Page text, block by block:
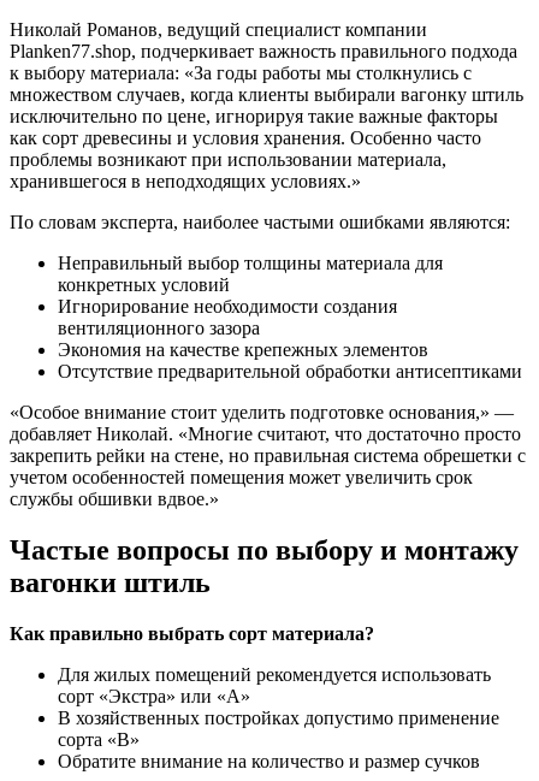
Николай Романов, ведущий специалист компании
Planken77.shop, подчеркивает важность правильного подхода
к выбору материала: «За годы работы мы столкнулись с
множеством случаев, когда клиенты выбирали вагонку штиль
исключительно по цене, игнорируя такие важные факторы
как сорт древесины и условия хранения. Особенно часто
проблемы возникают при использовании материала,
хранившегося в неподходящих условиях.»
По словам эксперта, наиболее частыми ошибками являются:
Неправильный выбор толщины материала для
конкретных условий
Игнорирование необходимости создания
вентиляционного зазора
Экономия на качестве крепежных элементов
Отсутствие предварительной обработки антисептиками
«Особое внимание стоит уделить подготовке основания,» —
добавляет Николай. «Многие считают, что достаточно просто
закрепить рейки на стене, но правильная система обрешетки с
учетом особенностей помещения может увеличить срок
службы обшивки вдвое.»
Частые вопросы по выбору и монтажу
вагонки штиль
Как правильно выбрать сорт материала?
Для жилых помещений рекомендуется использовать
сорт «Экстра» или «А»
В хозяйственных постройках допустимо применение
сорта «В»
Обратите внимание на количество и размер сучков